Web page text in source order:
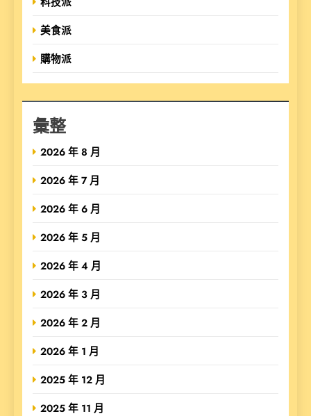
美食派
購物派
彙整
2026 年 8 月
2026 年 7 月
2026 年 6 月
2026 年 5 月
2026 年 4 月
2026 年 3 月
2026 年 2 月
2026 年 1 月
2025 年 12 月
2025 年 11 月